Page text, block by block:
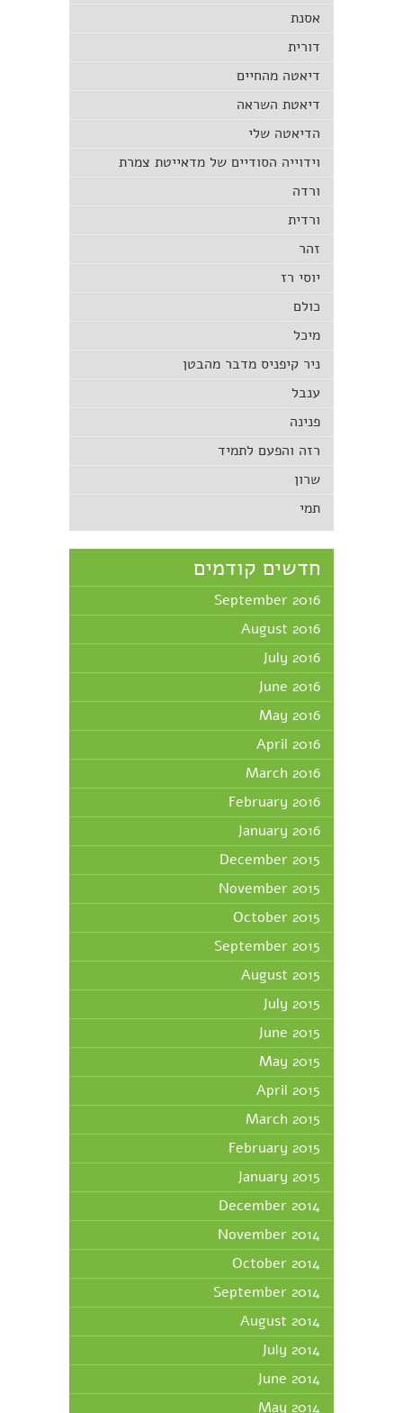
אסנת
דורית
דיאטה מהחיים
דיאטת השראה
הדיאטה שלי
וידוייה הסודיים של מדאייטת צמרת
ורדה
ורדית
זהר
יוסי רז
כולם
מיכל
ניר קיפניס מדבר מהבטן
ענבל
פנינה
רזה והפעם לתמיד
שרון
תמי
חדשים קודמים
September 2016
August 2016
July 2016
June 2016
May 2016
April 2016
March 2016
February 2016
January 2016
December 2015
November 2015
October 2015
September 2015
August 2015
July 2015
June 2015
May 2015
April 2015
March 2015
February 2015
January 2015
December 2014
November 2014
October 2014
September 2014
August 2014
July 2014
June 2014
May 2014